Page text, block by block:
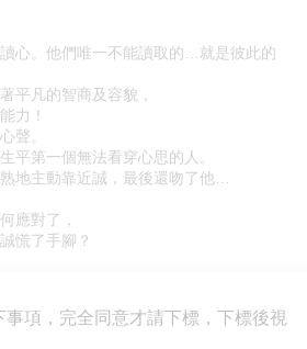
心。他們唯一不能讀取的…就是彼此的
平凡的智商及容貌，
力！
聲。
平第一個無法看穿心思的人。
地主動靠近誠，最後還吻了他…
應對了，
慌了手腳？